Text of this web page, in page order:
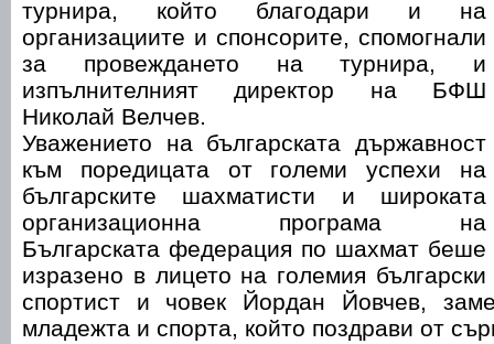
турнира, който благодари и на
организациите и спонсорите, спомогнали
за провеждането на турнира, и
изпълнителният директор на БФШ
Николай Велчев.
Уважението на българската държавност
към поредицата от големи успехи на
българските шахматисти и широката
организационна програма на
Българската федерация по шахмат беше
изразено в лицето на големия български
спортист и човек Йордан Йовчев,
младежта и спорта, който поздрави от